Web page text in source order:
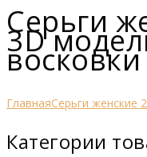
Серьги
3D
восковки
ГлавнаяСерьги женские
Категории